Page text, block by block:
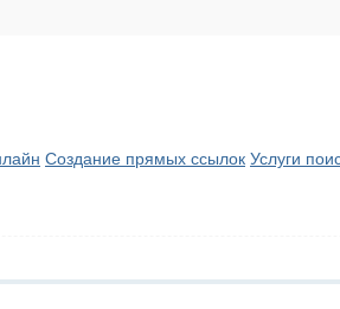
Создание прямых ссылок Услуги